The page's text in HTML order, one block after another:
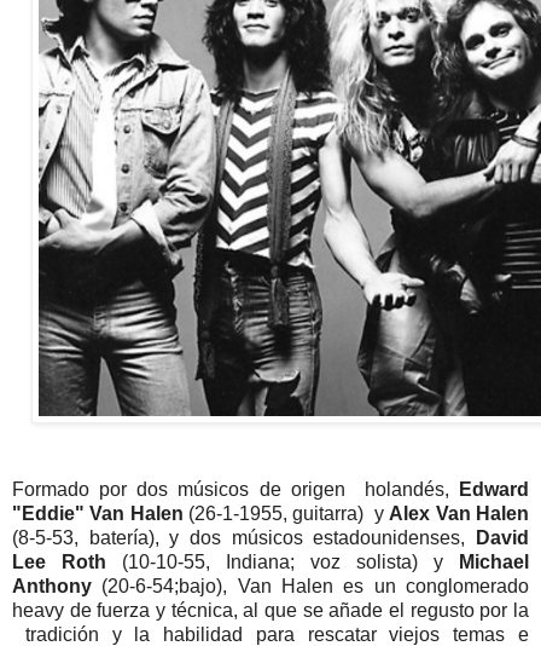
Formado por dos músicos de origen holandés, Edward
"Eddie" Van Halen (26-1-1955, guitarra) y Alex Van Halen
(8-5-53, batería), y dos músicos estadounidenses,
David
Lee Roth (10-10-55, Indiana; voz solista) y
Michael
Anthony (20-6-54;bajo), Van Halen es un conglomerado
heavy de fuerza y técnica, al que se añade el regusto por la
tradición y la habilidad para rescatar viejos temas e